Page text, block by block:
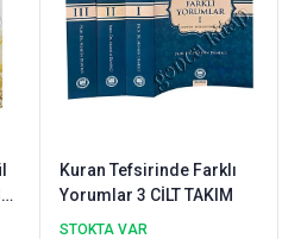
Kuran Tefsirinde Farklı
Yorumlar 3 CİLT TAKIM
STOKTA VAR